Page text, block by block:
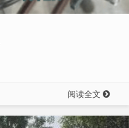
阅读全文